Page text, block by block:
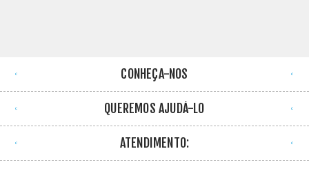
CONHEÇA-NOS
QUEREMOS AJUDÁ-LO
ATENDIMENTO: